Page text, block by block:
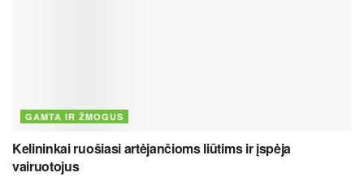
GAMTA IR ŽMOGUS
Kelininkai ruošiasi artėjančioms liūtims ir įspėja
vairuotojus